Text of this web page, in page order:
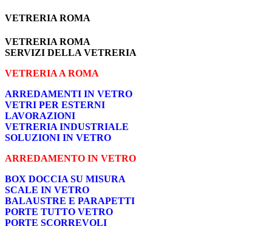
VETRERIA ROMA
VETRERIA ROMA
SERVIZI DELLA VETRERIA
VETRERIA A ROMA
ARREDAMENTI IN VETRO
VETRI PER ESTERNI
LAVORAZIONI
VETRERIA INDUSTRIALE
SOLUZIONI IN VETRO
ARREDAMENTO IN VETRO
BOX DOCCIA SU MISURA
SCALE IN VETRO
BALAUSTRE E PARAPETTI
PORTE TUTTO VETRO
PORTE SCORREVOLI